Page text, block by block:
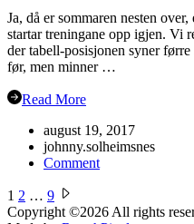
Ja, då er sommaren nesten
startar treningane opp igjen. Vi
der tabell-posisjonen syner
før, men minner …
Read More
august 19, 2017
johnny.solheimsnes
Commenton
2017
Sidepaginering
1 2 … 9
Copyright ©2026 All rights